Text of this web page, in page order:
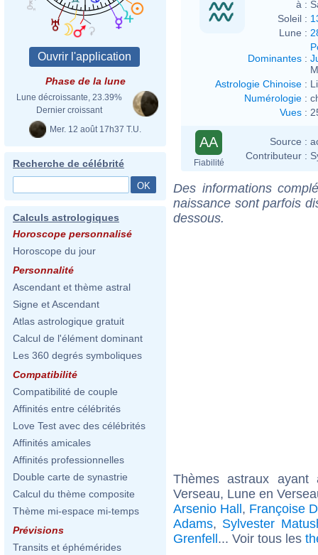
Phase de la lune
Lune décroissante, 23.39%
Dernier croissant
Mer. 12 août 17h37 T.U.
Recherche de célébrité
Calculs astrologiques
Horoscope personnalisé
Horoscope du jour
Personnalité
Ascendant et thème astral
Signe et Ascendant
Atlas astrologique gratuit
Calcul de l'élément dominant
Les 360 degrés symboliques
Compatibilité
Compatibilité de couple
Affinités entre célébrités
Love Test avec des célébrités
Affinités amicales
Affinités professionnelles
Double carte de synastrie
Calcul du thème composite
Thème mi-espace mi-temps
Prévisions
Transits et éphémérides
à :
Soleil :
Lune :
Dominantes :
Astrologie Chinoise :
Numérologie :
Vues :
AA
Fiabilité
Source :
Contributeur :
Des informations
naissance sont parfois
dessous.
Thèmes astraux
Verseau, Lune en
Arsenio Hall, Françoise
Adams, Sylvester
Grenfell... Voir tous les